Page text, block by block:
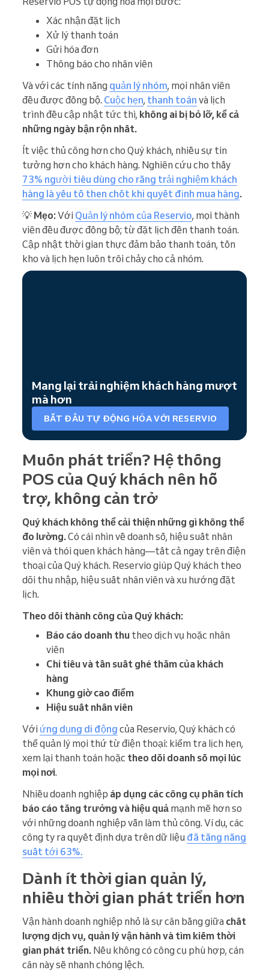
Xác nhận đặt lịch
Xử lý thanh toán
Gửi hóa đơn
Thông báo cho nhân viên
Và với các tính năng quản lý nhóm, mọi nhân viên
đều được đồng bộ. Cuộc hẹn, thanh toán và lịch
trình đều cập nhật tức thì, không ai bị bỏ lỡ, kể cả
những ngày bận rộn nhất.
Ít việc thủ công hơn cho Quý khách, nhiều sự tin
tưởng hơn cho khách hàng. Nghiên cứu cho thấy
73% người tiêu dùng cho rằng trải nghiệm khách
hàng là yếu tố then chốt khi quyết định mua hàng.
💡 Mẹo:Với Quản lý nhóm của Reservio, mọi thành
viên đều được đồng bộ; từ đặt lịch đến thanh toán.
Cập nhật thời gian thực đảm bảo thanh toán, tồn
kho và lịch hẹn luôn trôi chảy cho cả nhóm.
Mang lại trải nghiệm khách hàng mượt
mà hơn
BẮT ĐẦU TỰ ĐỘNG HÓA VỚI RESERVIO
Muốn phát triển? Hệ thống
POS của Quý khách nên hỗ
trợ, không cản trở
Quý khách không thể cải thiện những gì không thể
đo lường.Có cái nhìn về doanh số, hiệu suất nhân
viên và thói quen khách hàng—tất cả ngay trên điện
thoại của Quý khách. Reservio giúp Quý khách theo
dõi thu nhập, hiệu suất nhân viên và xu hướng đặt
lịch.
Theo dõi thành công của Quý khách:
Báo cáo doanh thu theo dịch vụ hoặc nhân
viên
Chi tiêu và tần suất ghé thăm của khách
hàng
Khung giờ cao điểm
Hiệu suất nhân viên
Với ứng dụng di động của Reservio, Quý khách có
thể quản lý mọi thứ từ điện thoại: kiểm tra lịch hẹn,
xem lại thanh toán hoặc theo dõi doanh số mọi lúc
mọi nơi.
Nhiều doanh nghiệp áp dụng các công cụ phân tích
báo cáo tăng trưởng và hiệu quả mạnh mẽ hơn so
với những doanh nghiệp vẫn làm thủ công. Ví dụ, các
công ty ra quyết định dựa trên dữ liệu đã tăng năng
suất tới 63%.
Dành ít thời gian quản lý,
nhiều thời gian phát triển hơn
Vận hành doanh nghiệp nhỏ là sự cân bằng giữa chất
lượng dịch vụ, quản lý vận hành và tìm kiếm thời
gian phát triển. Nếu không có công cụ phù hợp, cán
cân này sẽ nhanh chóng lệch.